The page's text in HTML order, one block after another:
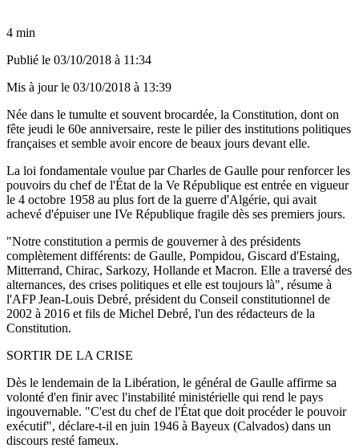
4 min
Publié le 03/10/2018 à 11:34
Mis à jour le 03/10/2018 à 13:39
Née dans le tumulte et souvent brocardée, la Constitution, dont on
fête jeudi le 60e anniversaire, reste le pilier des institutions politiques
françaises et semble avoir encore de beaux jours devant elle.
La loi fondamentale voulue par Charles de Gaulle pour renforcer les
pouvoirs du chef de l'État de la Ve République est entrée en vigueur
le 4 octobre 1958 au plus fort de la guerre d'Algérie, qui avait
achevé d'épuiser une IVe République fragile dès ses premiers jours.
"Notre constitution a permis de gouverner à des présidents
complètement différents: de Gaulle, Pompidou, Giscard d'Estaing,
Mitterrand, Chirac, Sarkozy, Hollande et Macron. Elle a traversé des
alternances, des crises politiques et elle est toujours là", résume à
l'AFP Jean-Louis Debré, président du Conseil constitutionnel de
2002 à 2016 et fils de Michel Debré, l'un des rédacteurs de la
Constitution.
SORTIR DE LA CRISE
Dès le lendemain de la Libération, le général de Gaulle affirme sa
volonté d'en finir avec l'instabilité ministérielle qui rend le pays
ingouvernable. "C'est du chef de l'État que doit procéder le pouvoir
exécutif", déclare-t-il en juin 1946 à Bayeux (Calvados) dans un
discours resté fameux.